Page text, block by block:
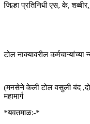
जिल्हा प्रतिनिधी एस, के,
टोल नाक्यावरील
(मनसेने केली टोल वसुली बंद
महामार्ग
*यवतमाळ:-*